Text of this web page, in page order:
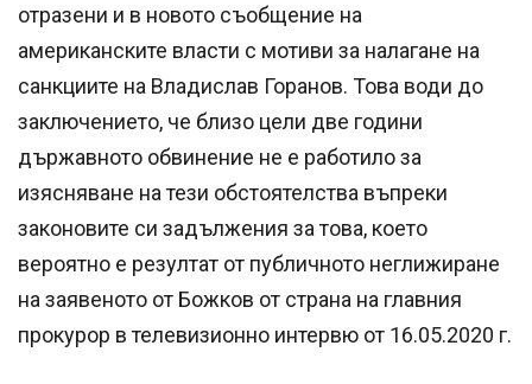
отразени и в новото съобщение на
американските власти с мотиви за налагане на
санкциите на Владислав Горанов. Това води до
заключението, че близо цели две години
държавното обвинение не е работило за
изясняване на тези обстоятелства въпреки
законовите си задължения за това, което
вероятно е резултат от публичното неглижиране
на заявеното от Божков от страна на главния
прокурор в телевизионно интервю от 16.05.2020 г.